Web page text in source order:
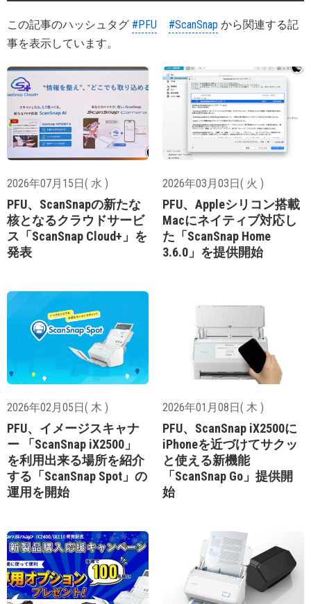
この記事のハッシュタグ #PFU #ScanSnap から関連する記
事を表示しています。
2026年07月15日( 水 )
PFU、ScanSnapの新たな
核となるクラウドサービ
ス「ScanSnap Cloud+」を
発表
2026年03月03日( 火 )
PFU、Appleシリコン搭載
Macにネイティブ対応し
た「ScanSnap Home
3.6.0」を提供開始
2026年02月05日( 木 )
PFU、イメージスキャナ
ー 「ScanSnap iX2500」
を利用出来る場所を紹介
する「ScanSnap Spot」の
運用を開始
2026年01月08日( 木 )
PFU、ScanSnap iX2500に
iPhoneを近づけてサクッ
と使える新機能
「ScanSnap Go」提供開
始